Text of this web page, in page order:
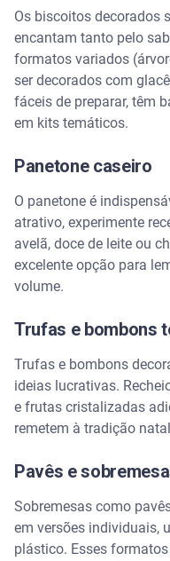
Os biscoitos decorados
encantam tanto pelo
formatos variados
ser decorados com
fáceis de preparar, têm
em kits temáticos.
Panetone caseiro
O panetone é
atrativo, experimente
avelã, doce de leite ou
excelente opção para
volume.
Trufas e bombons
Trufas e bombons
ideias lucrativas.
e frutas cristalizadas
remetem à tradição
Pavês e
Sobremesas como
em versões individuais,
plástico. Esses